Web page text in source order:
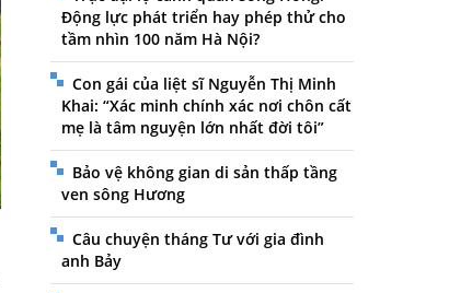
Động lực phát triển hay phép thử cho
tầm nhìn 100 năm Hà Nội?
Con gái của liệt sĩ Nguyễn Thị Minh
Khai: “Xác minh chính xác nơi chôn cất
mẹ là tâm nguyện lớn nhất đời tôi”
Bảo vệ không gian di sản thấp tầng
ven sông Hương
Câu chuyện tháng Tư với gia đình
anh Bảy